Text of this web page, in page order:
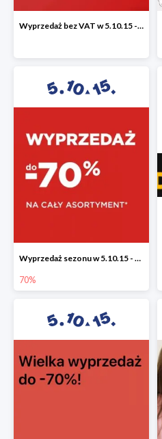
Wyprzedaż bez VAT w 5.10.15 - dodatkowe -23% rabatu
Wyprzedaż sezonu w 5.10.15 - cały asortyment -70%
70%